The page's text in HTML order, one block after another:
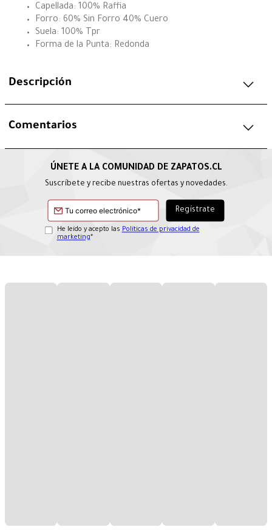
Capellada: 100% Raffia
Forro: 60% Sin Forro 40% Cuero
Suela: 100% Tpr
Forma de la Punta: Redonda
Descripción
Comentarios
Suscríbete y recibe nuestras ofertas y novedades.
He leído y acepto lasPolíticas de privacidad de
marketing*